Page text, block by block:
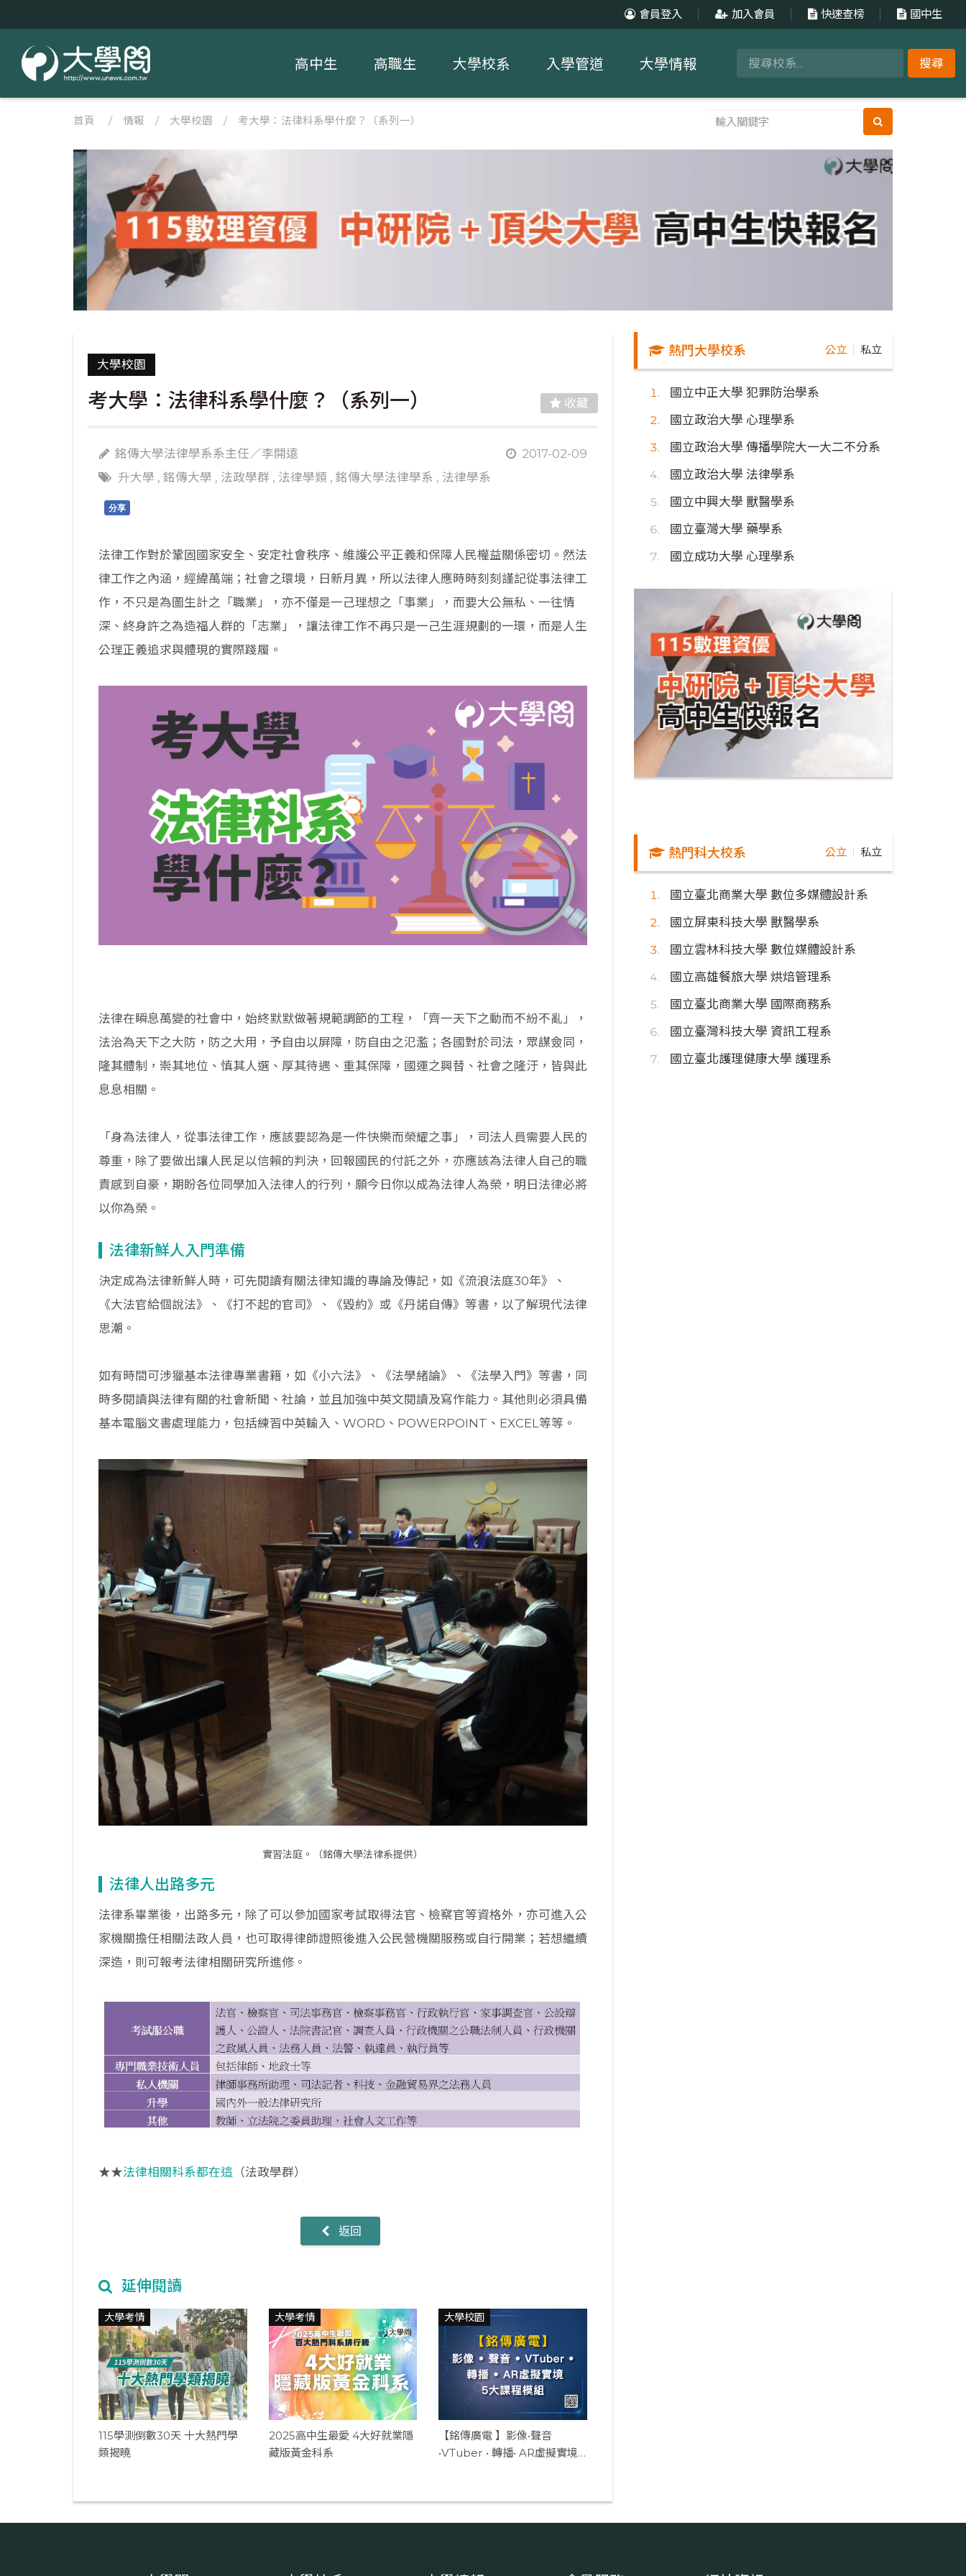
會員登入 加入會員 快速查榜 國中生
搜尋
高中生 高職生 大學校系 入學管道 大學情報
首頁 / 情報 / 大學校園 / 考大學：法律科系學什麼？（系列一）
大學校園
考大學：法律科系學什麼？（系列一） 收藏
銘傳大學法律學系系主任／李開遠
2017-02-09
升大學 , 銘傳大學 , 法政學群 , 法律學類 , 銘傳大學法律學系 , 法律學系
分享
法律工作對於鞏固國家安全、安定社會秩序、維護公平正義和保障人民權益關係密切。然法
律工作之內涵，經緯萬端；社會之環境，日新月異，所以法律人應時時刻刻謹記從事法律工
作，不只是為圖生計之「職業」，亦不僅是一己理想之「事業」，而要大公無私、一往情
深、終身許之為造福人群的「志業」，讓法律工作不再只是一己生涯規劃的一環，而是人生
公理正義追求與體現的實際踐履。
法律在瞬息萬變的社會中，始終默默做著規範調節的工程，「齊一天下之動而不紛不亂」，
法治為天下之大防，防之大用，予自由以屏障，防自由之氾濫；各國對於司法，眾謀僉同，
隆其體制，崇其地位、慎其人選、厚其待遇、重其保障，國運之興替、社會之隆汙，皆與此
息息相關。
「身為法律人，從事法律工作，應該要認為是一件快樂而榮耀之事」，司法人員需要人民的
尊重，除了要做出讓人民足以信賴的判決，回報國民的付託之外，亦應該為法律人自己的職
責感到自豪，期盼各位同學加入法律人的行列，願今日你以成為法律人為榮，明日法律必將
以你為榮。
法律新鮮人入門準備
決定成為法律新鮮人時，可先閱讀有關法律知識的專論及傳記，如《流浪法庭30年》、
《大法官給個說法》、《打不起的官司》、《毀約》或《丹諾自傳》等書，以了解現代法律
思潮。
如有時間可涉獵基本法律專業書籍，如《小六法》、《法學緒論》、《法學入門》等書，同
時多閱讀與法律有關的社會新聞、社論，並且加強中英文閱讀及寫作能力。其他則必須具備
基本電腦文書處理能力，包括練習中英輸入、WORD、POWERPOINT、EXCEL等等。
實習法庭。（銘傳大學法律系提供）
法律人出路多元
法律系畢業後，出路多元，除了可以參加國家考試取得法官、檢察官等資格外，亦可進入公
家機關擔任相關法政人員，也可取得律師證照後進入公民營機關服務或自行開業；若想繼續
深造，則可報考法律相關研究所進修。
★★法律相關科系都在這 （法政學群）
返回
延伸閱讀
大學考情
115學測倒數30天 十大熱門學
類揭曉
大學考情
2025高中生最愛 4大好就業隱
藏版黃金科系
大學校園
【銘傳廣電 】影像•聲音
•VTuber • 轉播• AR虛擬實境5
熱門大學校系 公立 私立
國立中正大學 犯罪防治學系
國立政治大學 心理學系
國立政治大學 傳播學院大一大二不分系
國立政治大學 法律學系
國立中興大學 獸醫學系
國立臺灣大學 藥學系
國立成功大學 心理學系
熱門科大校系 公立 私立
國立臺北商業大學 數位多媒體設計系
國立屏東科技大學 獸醫學系
國立雲林科技大學 數位媒體設計系
國立高雄餐旅大學 烘焙管理系
國立臺北商業大學 國際商務系
國立臺灣科技大學 資訊工程系
國立臺北護理健康大學 護理系